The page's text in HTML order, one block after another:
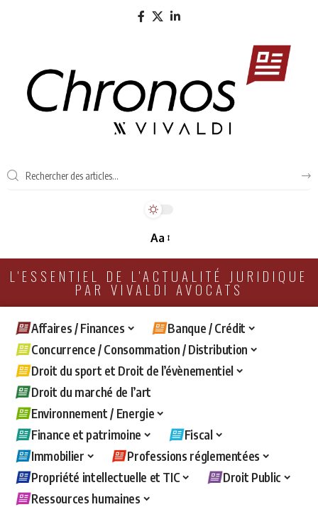
Aa
L'ESSENTIEL DE L'ACTUALITÉ JURIDIQUE
PAR VIVALDI AVOCATS
Affaires / Finances
Banque / Crédit
Concurrence / Consommation / Distribution
Droit du sport et Droit de l’évènementiel
Droit du marché de l’art
Environnement / Energie
Finance et patrimoine
Fiscal
Immobilier
Professions réglementées
Propriété intellectuelle et TIC
Droit Public
Ressources humaines